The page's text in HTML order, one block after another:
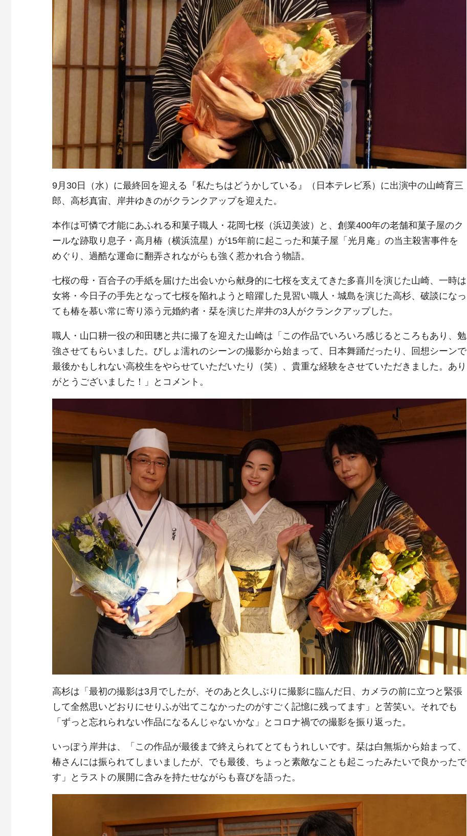
9月30日（水）に最終回を迎える『私たちはどうかしている』（日本テレビ系）に出演中の山崎育三
郎、高杉真宙、岸井ゆきのがクランクアップを迎えた。
本作は可憐で才能にあふれる和菓子職人・花岡七桜（浜辺美波）と、創業400年の老舗和菓子屋のク
ールな跡取り息子・高月椿（横浜流星）が15年前に起こった和菓子屋「光月庵」の当主殺害事件を
めぐり、過酷な運命に翻弄されながらも強く惹かれ合う物語。
七桜の母・百合子の手紙を届けた出会いから献身的に七桜を支えてきた多喜川を演じた山崎、一時は
女将・今日子の手先となって七桜を陥れようと暗躍した見習い職人・城島を演じた高杉、破談になっ
ても椿を慕い常に寄り添う元婚約者・栞を演じた岸井の3人がクランクアップした。
職人・山口耕一役の和田聰と共に撮了を迎えた山崎は「この作品でいろいろ感じるところもあり、勉
強させてもらいました。びしょ濡れのシーンの撮影から始まって、日本舞踊だったり、回想シーンで
最後かもしれない高校生をやらせていただいたり（笑）、貴重な経験をさせていただきました。あり
がとうございました！」とコメント。
高杉は「最初の撮影は3月でしたが、そのあと久しぶりに撮影に臨んだ日、カメラの前に立つと緊張
して全然思いどおりにせりふが出てこなかったのがすごく記憶に残ってます」と苦笑い。それでも
「ずっと忘れられない作品になるんじゃないかな」とコロナ禍での撮影を振り返った。
いっぽう岸井は、「この作品が最後まで終えられてとてもうれしいです。栞は白無垢から始まって、
椿さんには振られてしまいましたが、でも最後、ちょっと素敵なことも起こったみたいで良かったで
す」とラストの展開に含みを持たせながらも喜びを語った。